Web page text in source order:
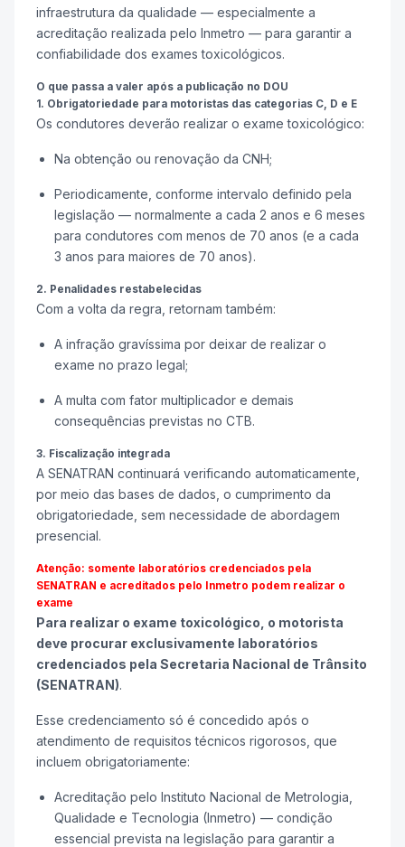
infraestrutura da qualidade — especialmente a
acreditação realizada pelo Inmetro — para garantir a
confiabilidade dos exames toxicológicos.
O que passa a valer após a publicação no DOU
1. Obrigatoriedade para motoristas das categorias C, D e E
Os condutores deverão realizar o exame toxicológico:
Na obtenção ou renovação da CNH;
Periodicamente, conforme intervalo definido pela
legislação — normalmente a cada 2 anos e 6 meses
para condutores com menos de 70 anos (e a cada
3 anos para maiores de 70 anos).
2. Penalidades restabelecidas
Com a volta da regra, retornam também:
A infração gravíssima por deixar de realizar o
exame no prazo legal;
A multa com fator multiplicador e demais
consequências previstas no CTB.
3. Fiscalização integrada
A SENATRAN continuará verificando automaticamente,
por meio das bases de dados, o cumprimento da
obrigatoriedade, sem necessidade de abordagem
presencial.
Atenção: somente laboratórios credenciados pela
SENATRAN e acreditados pelo Inmetro podem realizar o
exame
Para realizar o exame toxicológico, o motorista
deve procurar exclusivamente laboratórios
credenciados pela Secretaria Nacional de Trânsito
(SENATRAN).
Esse credenciamento só é concedido após o
atendimento de requisitos técnicos rigorosos, que
incluem obrigatoriamente:
Acreditação pelo Instituto Nacional de Metrologia,
Qualidade e Tecnologia (Inmetro) — condição
essencial prevista na legislação para garantir a